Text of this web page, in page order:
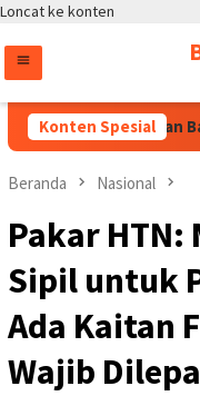
Loncat ke konten
Konten Spesial
Pastikan Bang
Beranda Nasional
Pakar HTN:
Sipil untuk
Ada Kaitan
Wajib